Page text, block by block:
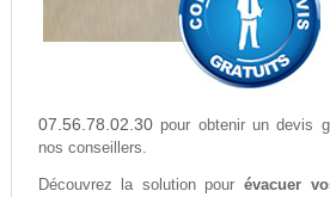
07.56.78.02.30pour obtenir un devis
nos conseillers.
Découvrez la solution pour évacuer